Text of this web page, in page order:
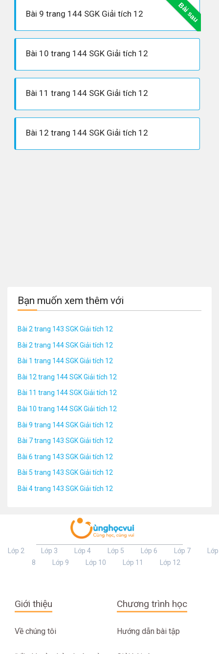
Bài sau
Bài 9 trang 144 SGK Giải tích 12
Bài 10 trang 144 SGK Giải tích 12
Bài 11 trang 144 SGK Giải tích 12
Bài 12 trang 144 SGK Giải tích 12
Bạn muốn xem thêm với
Bài 2 trang 143 SGK Giải tích 12
Bài 2 trang 144 SGK Giải tích 12
Bài 1 trang 144 SGK Giải tích 12
Bài 12 trang 144 SGK Giải tích 12
Bài 11 trang 144 SGK Giải tích 12
Bài 10 trang 144 SGK Giải tích 12
Bài 9 trang 144 SGK Giải tích 12
Bài 7 trang 143 SGK Giải tích 12
Bài 6 trang 143 SGK Giải tích 12
Bài 5 trang 143 SGK Giải tích 12
Bài 4 trang 143 SGK Giải tích 12
Lớp 2 Lớp 3 Lớp 4 Lớp 5 Lớp 6 Lớp 7
Lớp
8
Lớp 9 Lớp 10 Lớp 11 Lớp 12
Giới thiệu
Về chúng tôi
Chương trình học
Hướng dẫn bài tập